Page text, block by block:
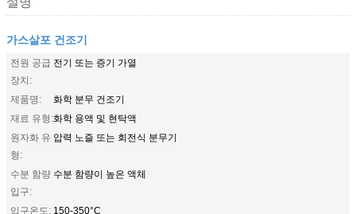
가스살포 건조기
전원 공급
장치:
전기 또는 증기 가열
제품명:
화학 분무 건조기
재료 유형:화학 용액 및 현탁액
원자화 유
형:
압력 노즐 또는 회전식 분무기
수분 함량
입구:
수분 함량이 높은 액체
입구온도: 150-350°C